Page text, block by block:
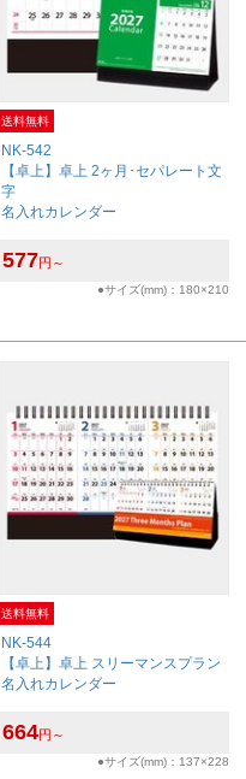
送料無料
NK-542
【卓上】卓上 2ヶ月･セパレート文
字
名入れカレンダー
577円～
●サイズ(mm)：180×210
送料無料
NK-544
【卓上】卓上 スリーマンスプラン
名入れカレンダー
664円～
●サイズ(mm)：137×228